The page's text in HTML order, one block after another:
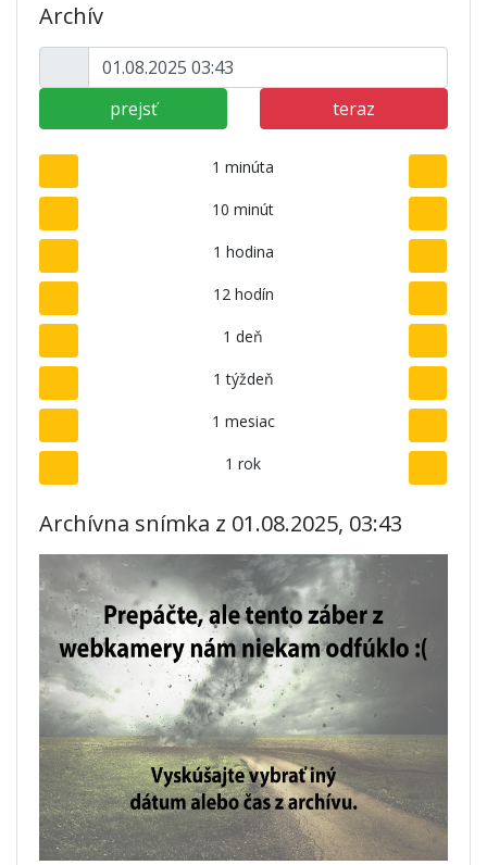
Archív
prejsť teraz
1 minúta
10 minút
1 hodina
12 hodín
1 deň
1 týždeň
1 mesiac
1 rok
Archívna snímka z 01.08.2025, 03:43